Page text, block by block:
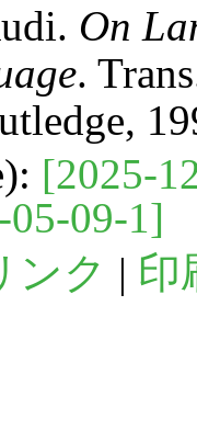
On
.
[2025-
05-09-1]
ンク | 印